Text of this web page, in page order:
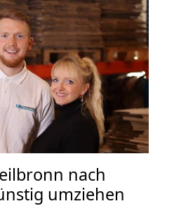
nach
umziehen